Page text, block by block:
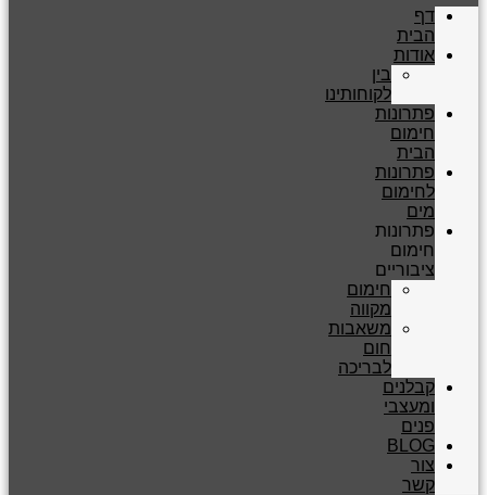
דף
הבית
אודות
בין
לקוחותינו
פתרונות
חימום
הבית
פתרונות
לחימום
מים
פתרונות
חימום
ציבוריים
חימום
מקווה
משאבות
חום
לבריכה
קבלנים
ומעצבי
פנים
BLOG
צור
קשר